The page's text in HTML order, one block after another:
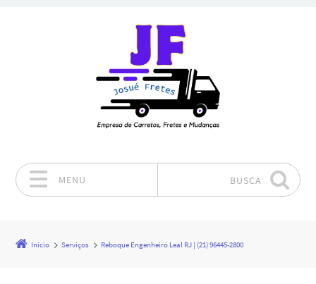
MENU BUSCA
Início Serviços Reboque Engenheiro Leal RJ | (21) 96445-2800